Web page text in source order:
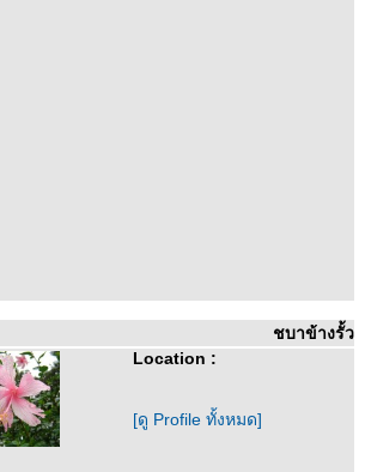
ชบาข้างรั้ว
Location :
[ดู Profile ทั้งหมด]